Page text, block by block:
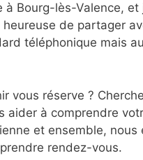
Bourg-lès-Valence,
de partager
téléphonique mais
vous réserve ?
aider à comprendre
et ensemble,
rendez-vous.